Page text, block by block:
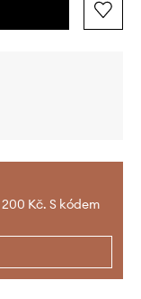
Kč. S kódem